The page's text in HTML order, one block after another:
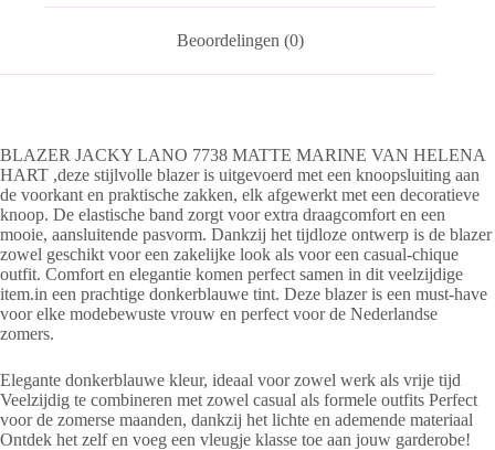
Beoordelingen (0)
BLAZER JACKY LANO 7738 MATTE MARINE VAN HELENA
HART ,deze stijlvolle blazer is uitgevoerd met een knoopsluiting aan
de voorkant en praktische zakken, elk afgewerkt met een decoratieve
knoop. De elastische band zorgt voor extra draagcomfort en een
mooie, aansluitende pasvorm. Dankzij het tijdloze ontwerp is de blazer
zowel geschikt voor een zakelijke look als voor een casual-chique
outfit. Comfort en elegantie komen perfect samen in dit veelzijdige
item.in een prachtige donkerblauwe tint. Deze blazer is een must-have
voor elke modebewuste vrouw en perfect voor de Nederlandse
zomers.
Elegante donkerblauwe kleur, ideaal voor zowel werk als vrije tijd
Veelzijdig te combineren met zowel casual als formele outfits Perfect
voor de zomerse maanden, dankzij het lichte en ademende materiaal
Ontdek het zelf en voeg een vleugje klasse toe aan jouw garderobe!